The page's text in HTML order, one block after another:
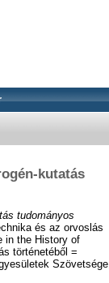
kutatás
tudományos
és az orvoslás
in the History of
történetéből =
Szövetsége,